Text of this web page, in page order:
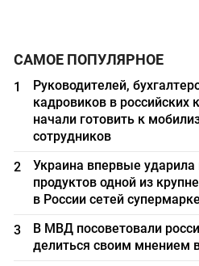
САМОЕ ПОПУЛЯРНОЕ
1
Руководителей,
кадровиков в российских
начали готовить к
сотрудников
2
Украина впервые ударила
продуктов одной из
в России сетей
3
В МВД посоветовали
делиться своим мнением